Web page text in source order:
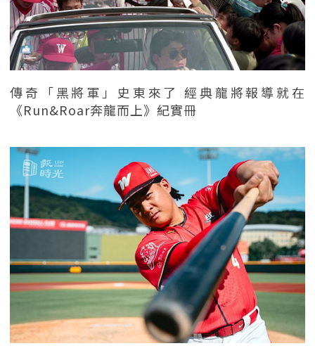
傳奇「黑將軍」史東來了 經典龍將報導就在
《Run&Roar奔龍而上》紀實冊